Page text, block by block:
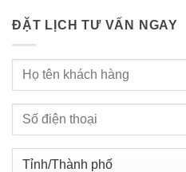
ĐẶT LỊCH TƯ VẤN NGAY